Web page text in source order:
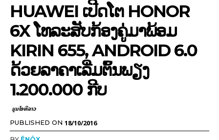
HUAWEI ເປີດໂຕ HONOR
6X ໂທລະສັບກ້ອງຄູ່ມາພ້ອມ
KIRIN 655, ANDROID 6.0
ດ້ວຍລາຄາເລີ່ມຕົ້ນພຽງ
1.200.000 ກີບ
ມູມໄອທີລາວ
PUBLISHED ON 18/10/2016